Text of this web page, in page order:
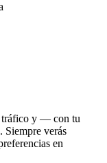
tráfico y — con tu
Siempre verás
en